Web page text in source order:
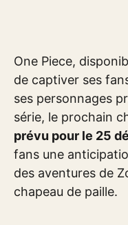
One Piece,
de captiver ses
ses personnages
série, le prochain
prévu pour le 25
fans une
des aventures de
chapeau de paille.